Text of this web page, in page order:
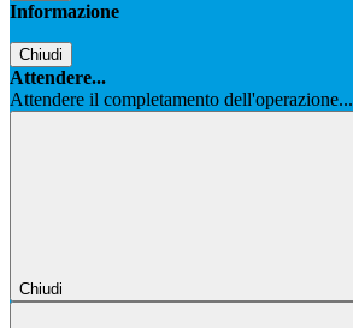
Informazione
Chiudi
Attendere...
Attendere il completamento dell'operazione...
Chiudi